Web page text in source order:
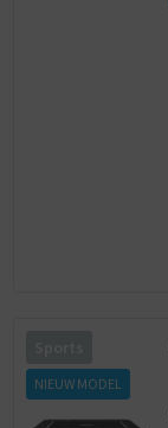
NIEUW MODEL